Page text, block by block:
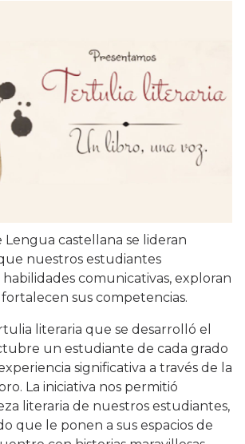
Lengua castellana se lideran
nuestros estudiantes
comunicativas, exploran
sus competencias.
literaria que se desarrolló el
un estudiante de cada grado
significativa a través de la
La iniciativa nos permitió
literaria de nuestros estudiantes,
que le ponen a sus espacios de